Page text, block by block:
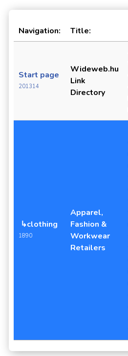
Navigation: Title:
Start page
201314
Wideweb.hu
Link
Directory
↳clothing
1890
Apparel,
Fashion &
Workwear
Retailers